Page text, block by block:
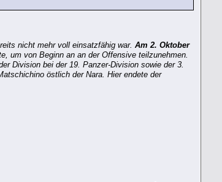
nicht mehr voll einsatzfähig war.Am 2. Oktober
um von Beginn an an der Offensive teilzunehmen.
Division bei der 19. Panzer-Division sowie der 3.
östlich der Nara. Hier endete der